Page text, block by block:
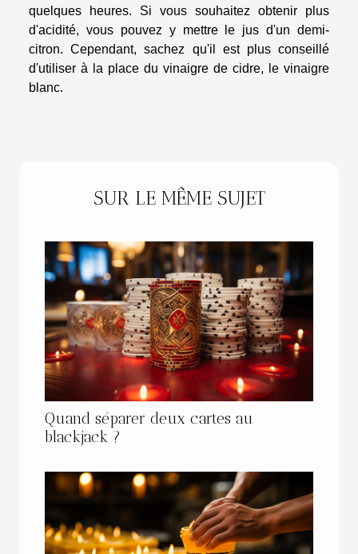
quelques heures. Si vous souhaitez obtenir plus
d'acidité, vous pouvez y mettre le jus d'un demi-
citron. Cependant, sachez qu'il est plus conseillé
d'utiliser à la place du vinaigre de cidre, le vinaigre
blanc.
SUR LE MÊME SUJET
Quand séparer deux cartes au
blackjack ?